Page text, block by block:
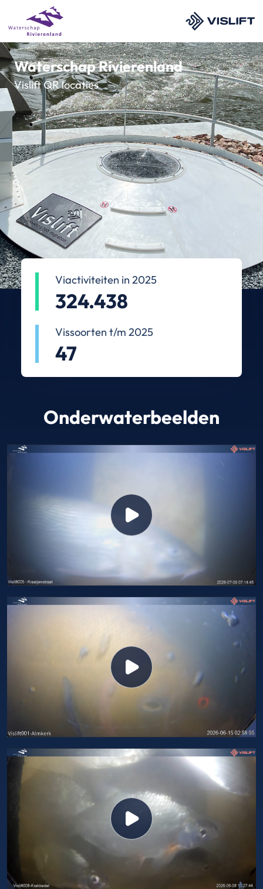
Waterschap Rivierenland
Vislift QR locaties
Viactiviteiten in 2025
324.438
Vissoorten t/m 2025
47
Onderwaterbeelden